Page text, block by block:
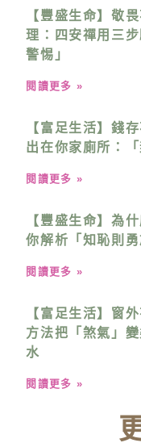
【豐盛生命】敬
理：四安禪用三
警惕」
閱讀更多 »
【富足生活】錢
出在你家廁所：
閱讀更多 »
【豐盛生命】為
你解析「知恥則
閱讀更多 »
【富足生活】窗
方法把「煞氣」
水
閱讀更多 »